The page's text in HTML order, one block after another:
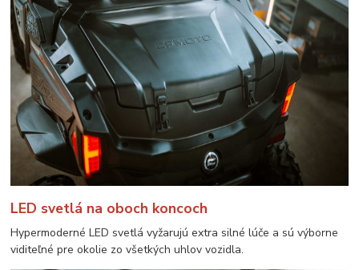
LED svetlá na oboch koncoch
Hypermoderné LED svetlá vyžarujú extra silné lúče a sú výborne
viditeľné pre okolie zo všetkých uhlov vozidla.